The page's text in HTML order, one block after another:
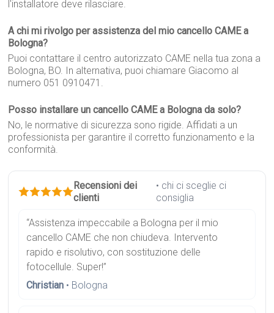
l'installatore deve rilasciare.
A chi mi rivolgo per assistenza del mio cancello CAME a
Bologna?
Puoi contattare il centro autorizzato CAME nella tua zona a
Bologna, BO. In alternativa, puoi chiamare Giacomo al
numero 051 0910471.
Posso installare un cancello CAME a Bologna da solo?
No, le normative di sicurezza sono rigide. Affidati a un
professionista per garantire il corretto funzionamento e la
conformità.
Recensioni dei
clienti
• chi ci sceglie ci
consiglia
“Assistenza impeccabile a Bologna per il mio
cancello CAME che non chiudeva. Intervento
rapido e risolutivo, con sostituzione delle
fotocellule. Super!”
Christian • Bologna